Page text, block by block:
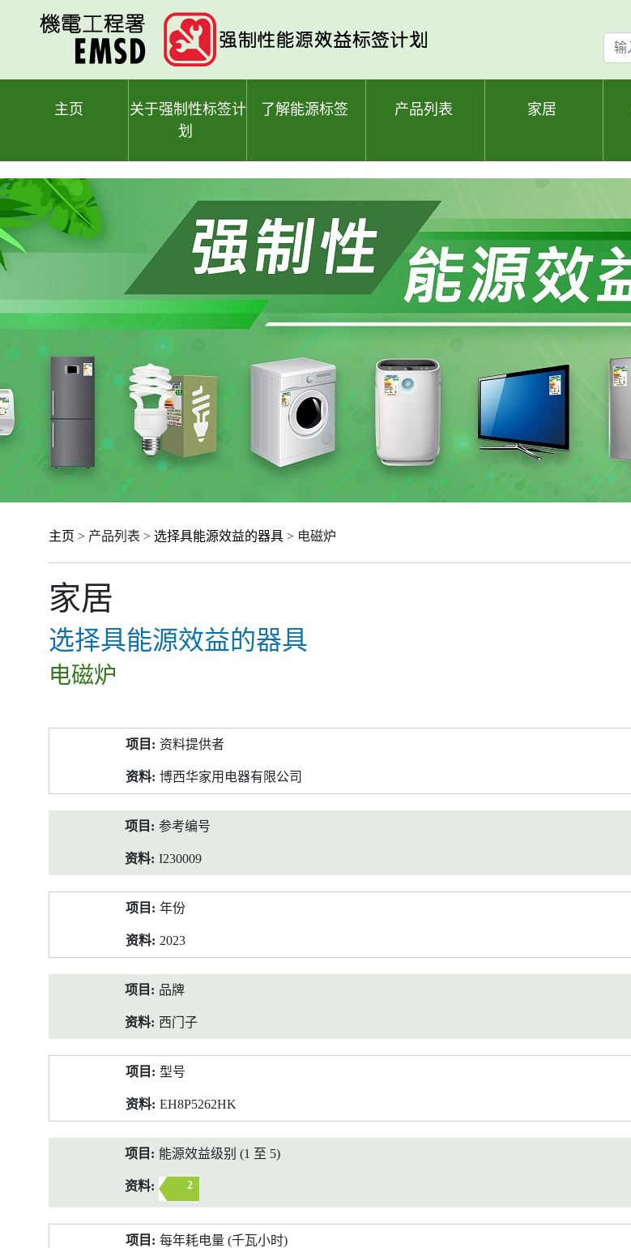
输
入
查
主页
关于强制性标签计
划
了解能源标签 产品列表 家居
主页 > 产品列表 > 选择具能源效益的器具 > 电磁炉
家居
选择具能源效益的器具
电磁炉
料
资料提供者
博西华家用电器有限公司
参考编号
I230009
年份
2023
品牌
西门子
型号
EH8P5262HK
能源效益级别 (1 至 5)
2
每年耗电量 (千瓦小时)